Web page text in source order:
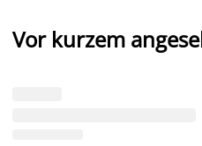
Vor kurzem